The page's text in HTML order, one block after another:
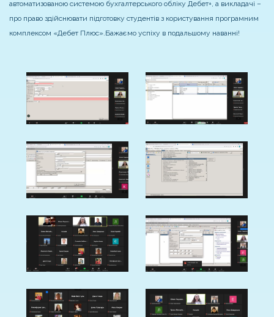
автоматизованою системою бухгалтерського обліку Дебет+, а викладачі –
про право здійснювати підготовку студентів з користування програмним
комплексом «Дебет Плюс».Бажаємо успіху в подальшому наванні!